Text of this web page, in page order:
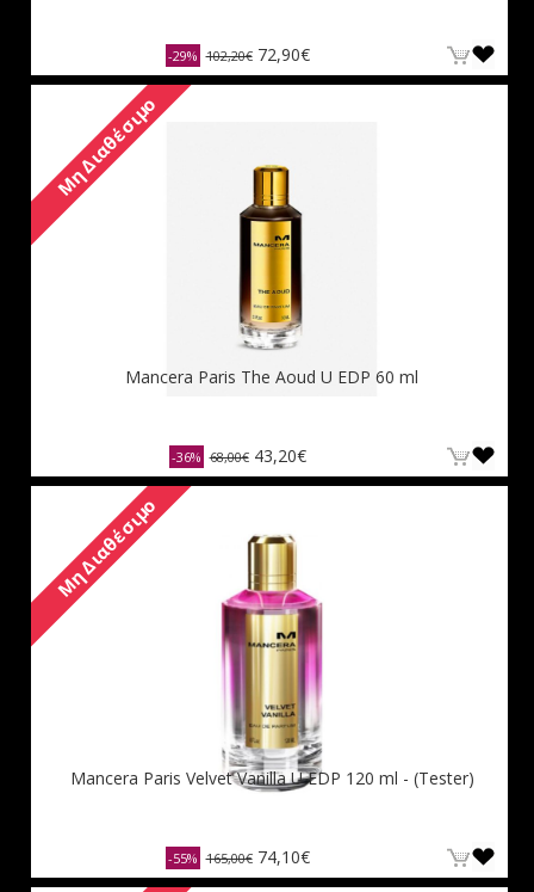
-29% 102,20€ 72,90€
Μη Διαθέσιμο
Mancera Paris The Aoud U EDP 60 ml
-36% 68,00€ 43,20€
Μη Διαθέσιμο
Mancera Paris Velvet Vanilla U EDP 120 ml - (Tester)
-55% 165,00€ 74,10€